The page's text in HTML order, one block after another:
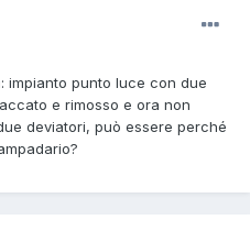
impianto punto luce con due
e rimosso e ora non
deviatori, può essere perché